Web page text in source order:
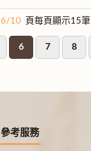
6/10 頁每頁顯示15筆
6 7 8
參考服務